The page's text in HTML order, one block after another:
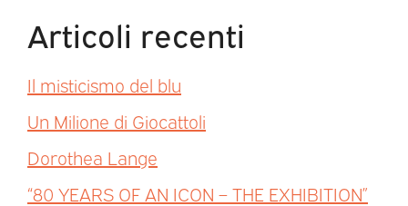
Articoli recenti
Il misticismo del blu
Un Milione di Giocattoli
Dorothea Lange
“80 YEARS OF AN ICON – THE EXHIBITION”